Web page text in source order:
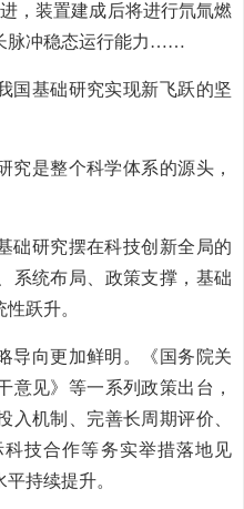
，装置建成后将进行氘氚燃
脉冲稳态运行能力……
国基础研究实现新飞跃的坚
究是整个科学体系的源头，
础研究摆在科技创新全局的
系统布局、政策支撑，基础
跃升。
导向更加鲜明。《国务院关
意见》等一系列政策出台，
入机制、完善长周期评价、
技合作等务实举措落地见
持续提升。